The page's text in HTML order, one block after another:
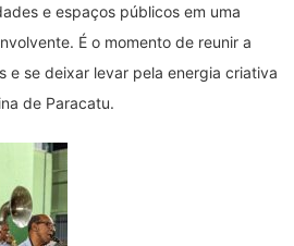
e espaços públicos em uma
É o momento de reunir a
e se deixar levar pela energia criativa
de Paracatu.